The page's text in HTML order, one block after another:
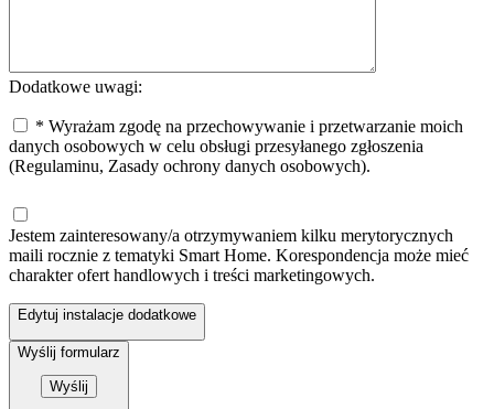
Dodatkowe uwagi:
* Wyrażam zgodę na przechowywanie i przetwarzanie moich
danych osobowych w celu obsługi przesyłanego zgłoszenia
(Regulaminu, Zasady ochrony danych osobowych).
Jestem zainteresowany/a otrzymywaniem kilku merytorycznych
maili rocznie z tematyki Smart Home. Korespondencja może mieć
charakter ofert handlowych i treści marketingowych.
Edytuj instalacje dodatkowe
Wyślij formularz